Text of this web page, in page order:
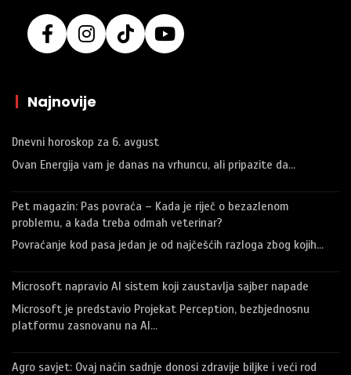
| Najnovije
Dnevni horoskop za 6. avgust
Ovan Energija vam je danas na vrhuncu, ali pripazite da…
Pet magazin: Pas povraća – Kada je riječ o bezazlenom
problemu, a kada treba odmah veterinar?
Povraćanje kod pasa jedan je od najčešćih razloga zbog kojih…
Microsoft napravio AI sistem koji zaustavlja sajber napade
Microsoft je predstavio Projekat Perception, bezbjednosnu
platformu zasnovanu na AI…
Agro savjet: Ovaj način sadnje donosi zdravije biljke i veći rod